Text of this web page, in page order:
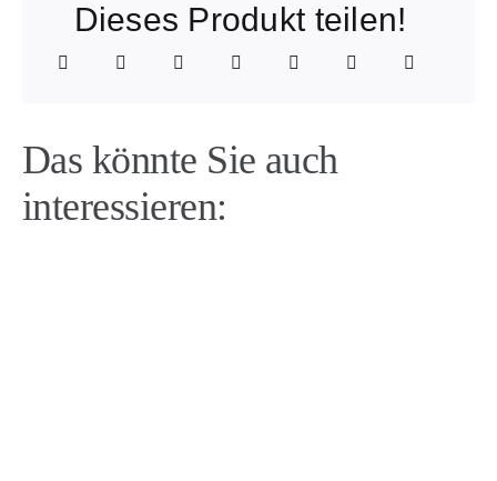
Dieses Produkt teilen!
Das könnte Sie auch
interessieren: